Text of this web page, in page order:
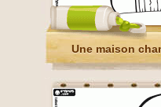
Une maison